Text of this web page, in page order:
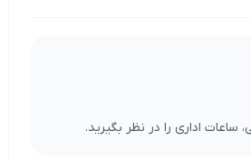
ساعات اداری را در نظر بگیرید.